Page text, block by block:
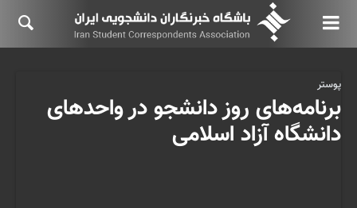
پوستر
برنامه‌های روز دانشجو در واحدهای
دانشگاه آزاد اسلامی